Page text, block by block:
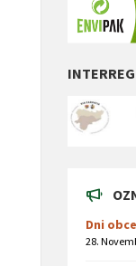
Dni
28.